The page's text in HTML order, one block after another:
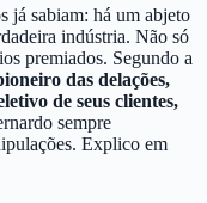
já sabiam: há um abjeto
indústria. Não só
premiados. Segundo a
das delações,
de seus clientes,
sempre
Explico em